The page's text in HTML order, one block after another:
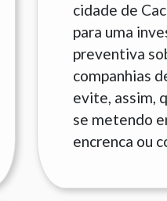
cidade de
para uma
preventiva
companhias
evite, assim,
se metendo
encrenca ou